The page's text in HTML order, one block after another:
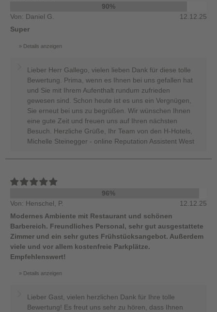
90%
Von: Daniel G.
12.12.25
Super
Details anzeigen
Lieber Herr Gallego, vielen lieben Dank für diese tolle
Bewertung. Prima, wenn es Ihnen bei uns gefallen hat
und Sie mit Ihrem Aufenthalt rundum zufrieden
gewesen sind. Schon heute ist es uns ein Vergnügen,
Sie erneut bei uns zu begrüßen. Wir wünschen Ihnen
eine gute Zeit und freuen uns auf Ihren nächsten
Besuch. Herzliche Grüße, Ihr Team von den H-Hotels,
Michelle Steinegger - online Reputation Assistent West
96%
Von: Henschel, P.
12.12.25
Modernes Ambiente mit Restaurant und schönen
Barbereich. Freundliches Personal, sehr gut ausgestattete
Zimmer und ein sehr gutes Frühstücksangebot. Außerdem
viele und vor allem kostenfreie Parkplätze.
Empfehlenswert!
Details anzeigen
Lieber Gast, vielen herzlichen Dank für Ihre tolle
Bewertung! Es freut uns sehr zu hören, dass Ihnen